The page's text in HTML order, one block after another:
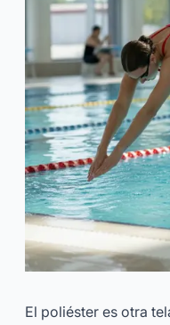
El poliéster es otra